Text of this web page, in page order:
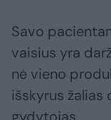
Savo
vaisius yra
nė vieno
išskyrus žalias